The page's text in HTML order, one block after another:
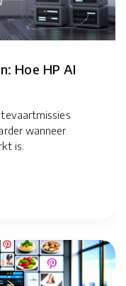
Hoe HP AI
wanneer
is.